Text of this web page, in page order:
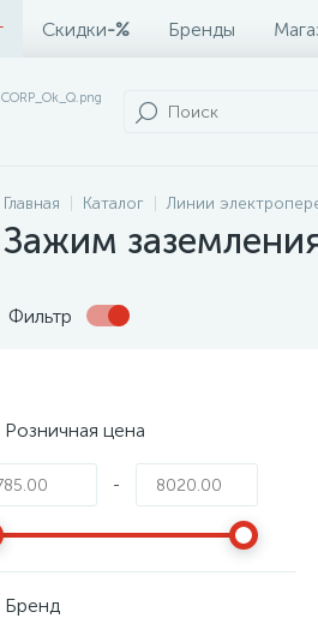
Скидки-% Бренды
Главная Каталог Линии
Зажим
Фильтр
Розничная цена
-
Бренд